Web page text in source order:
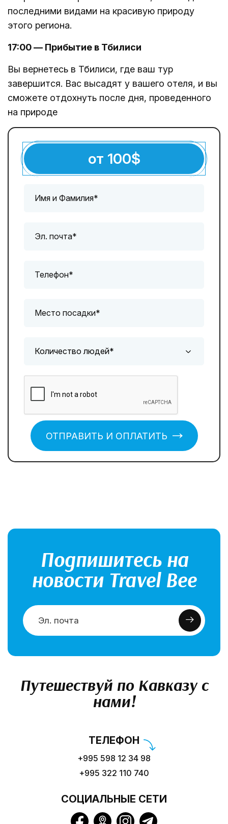
последними видами на красивую природу
этого региона.
17:00 — Прибытие в Тбилиси
Вы вернетесь в Тбилиси, где ваш тур
завершится. Вас высадят у вашего отеля, и вы
сможете отдохнуть после дня, проведенного
на природе
от 100$
ОТПРАВИТЬ И ОПЛАТИТЬ
Подпишитесь на
новости Travel Bee
Путешествуй по Кавказу с
нами!
ТЕЛЕФОН
+995 598 12 34 98
+995 322 110 740
СОЦИАЛЬНЫЕ СЕТИ